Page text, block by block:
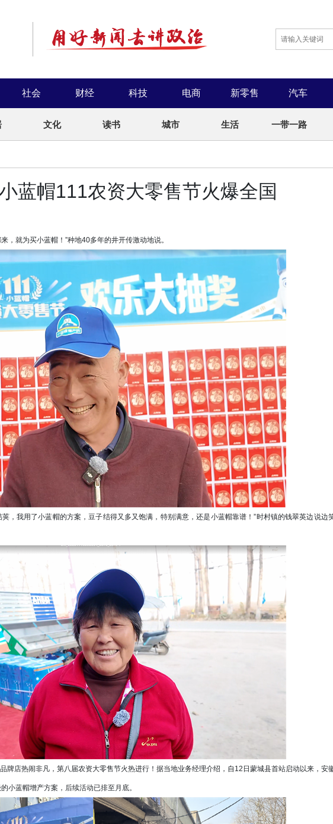
社会 财经 科技 电商 新零售 汽车
文化 读书 城市 生活 一带一路
蓝帽111农资大零售节火爆全国
就为买小蓝帽！”种地40多年的井开传激动地说。
，我用了小蓝帽的方案，豆子结得又多又饱满，特别满意，还是小蓝帽靠谱！”时村镇的钱翠英边说边
店热闹非凡，第八届农资大零售节火热进行！据当地业务经理介绍，自12日蒙城县首站启动以来，安
小蓝帽增产方案，后续活动已排至月底。